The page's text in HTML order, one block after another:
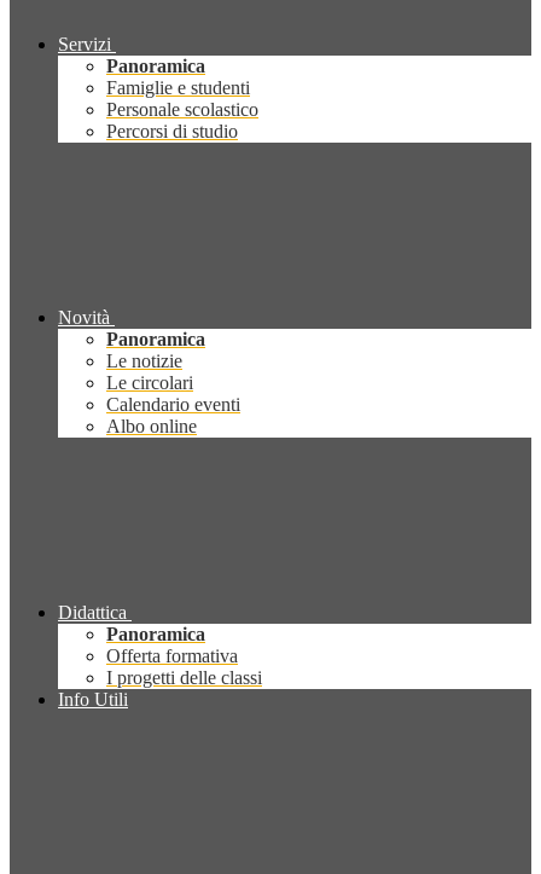
Servizi
Panoramica
Famiglie e studenti
Personale scolastico
Percorsi di studio
Novità
Panoramica
Le notizie
Le circolari
Calendario eventi
Albo online
Didattica
Panoramica
Offerta formativa
I progetti delle classi
Info Utili